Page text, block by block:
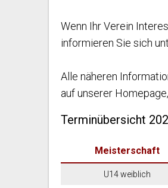
Wenn Ihr Verein
informieren Sie sich
Alle näheren
auf unserer
Terminübersicht
Meisterschaft
U14 weiblich